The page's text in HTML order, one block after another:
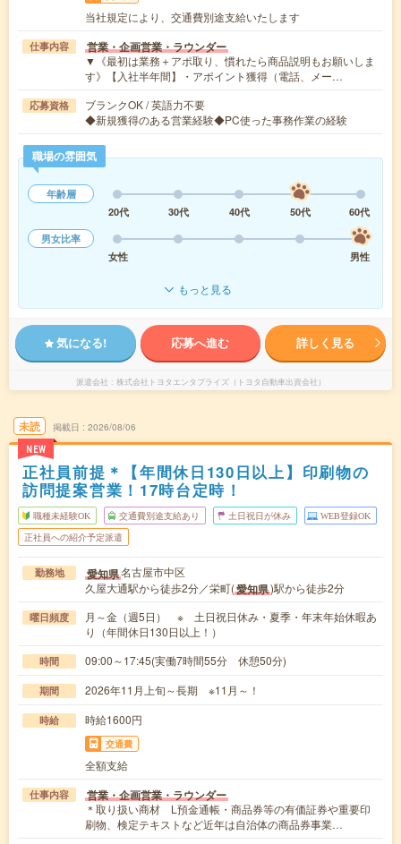
当社規定により、交通費別途支給いたします
仕事内容 営業・企画営業・ラウンダー
▼《最初は業務＋アポ取り、慣れたら商品説明もお願いしま
す》【入社半年間】・アポイント獲得（電話、メー…
応募資格
ブランクOK / 英語力不要
◆新規獲得のある営業経験◆PC使った事務作業の経験
職場の雰囲気
年齢層
20代
30代 40代 50代
60代
男女比率
女性
男性
もっと見る
気になる! 応募へ進む 詳しく見る
派遣会社 株式会社トヨタエンタプライズ（トヨタ自動車出資会社）
未読
NEW
掲載日 2026/08/06
正社員前提＊【年間休日130日以上】印刷物の
訪問提案営業！17時台定時！
職種未経験OK 交通費別途支給あり 土日祝日が休み WEB登録OK
正社員への紹介予定派遣
勤務地 愛知県名古屋市中区
久屋大通駅から徒歩2分／栄町(愛知県)駅から徒歩2分
曜日頻度
月～金（週5日） ※ 土日祝日休み・夏季・年末年始休暇あ
り（年間休日130日以上！）
時間 09:00～17:45(実働7時間55分 休憩50分)
期間 2026年11月上旬～長期 ※11月～！
時給 時給1600円
交通費
全額支給
仕事内容 営業・企画営業・ラウンダー
＊取り扱い商材 L預金通帳・商品券等の有価証券や重要印
刷物、検定テキストなど近年は自治体の商品券事業…